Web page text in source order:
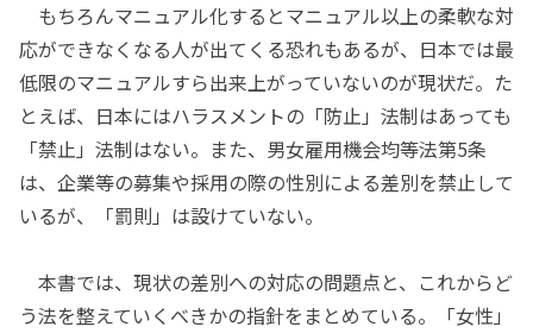
もちろんマニュアル化するとマニュアル以上の柔軟な対
応ができなくなる人が出てくる恐れもあるが、日本では最
低限のマニュアルすら出来上がっていないのが現状だ。た
とえば、日本にはハラスメントの「防止」法制はあっても
「禁止」法制はない。また、男女雇用機会均等法第5条
は、企業等の募集や採用の際の性別による差別を禁止して
いるが、「罰則」は設けていない。
本書では、現状の差別への対応の問題点と、これからど
う法を整えていくべきかの指針をまとめている。「女性」